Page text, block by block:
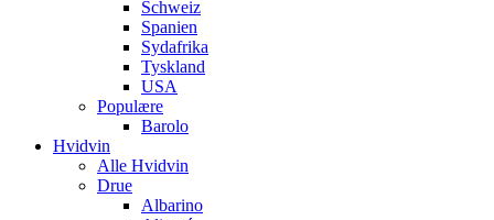
Schweiz
Spanien
Sydafrika
Tyskland
USA
Populære
Barolo
Hvidvin
Alle Hvidvin
Drue
Albarino